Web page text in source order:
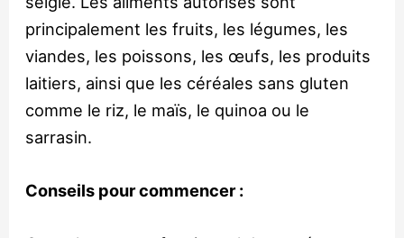
principalement les fruits, les légumes, les
viandes, les poissons, les œufs, les produits
laitiers, ainsi que les céréales sans gluten
comme le riz, le maïs, le quinoa ou le
sarrasin.
Conseils pour commencer :